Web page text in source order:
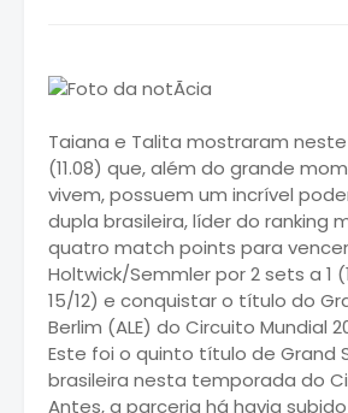
Taiana e Talita mostraram neste
(11.08) que, além do grande
vivem, possuem um incrível
dupla brasileira, líder do ranking
quatro match points para
Holtwick/Semmler por 2 sets a 1
15/12) e conquistar o título do
Berlim (ALE) do Circuito Mundial
Este foi o quinto título de Grand
brasileira nesta temporada do
Antes, a parceria há havia